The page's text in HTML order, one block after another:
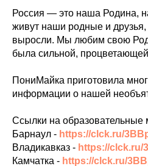
Россия — это наша Родина,
живут наши родные и
выросли. Мы любим свою
была сильной,
ПониМайка приготовила
информации о нашей
Ссылки на образовательные
Барнаул - https://clck.ru/
Владикавказ - https://clck.ru/
Камчатка - https://clck.ru/